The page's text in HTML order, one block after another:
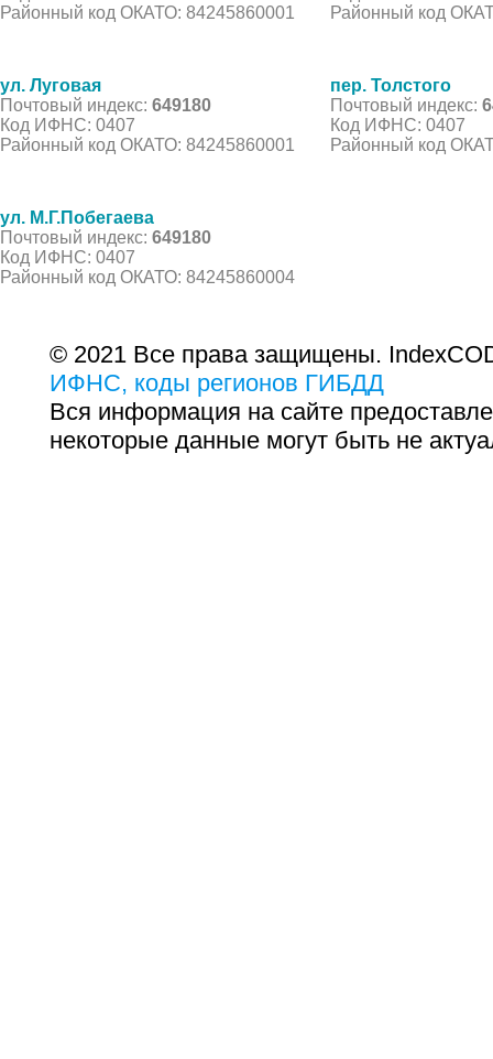
Районный код ОКАТО: 84245860001
Районный код
ул. Луговая
Почтовый индекс: 649180
Код ИФНС: 0407
Районный код ОКАТО: 84245860001
пер. Толстого
Почтовый индекс:
Код ИФНС: 0407
Районный код
ул. М.Г.Побегаева
Почтовый индекс: 649180
Код ИФНС: 0407
Районный код ОКАТО: 84245860004
© 2021 Все права защищены.
ИФНС, коды регионов ГИБДД
Вся информация на сайте
некоторые данные могут быть не